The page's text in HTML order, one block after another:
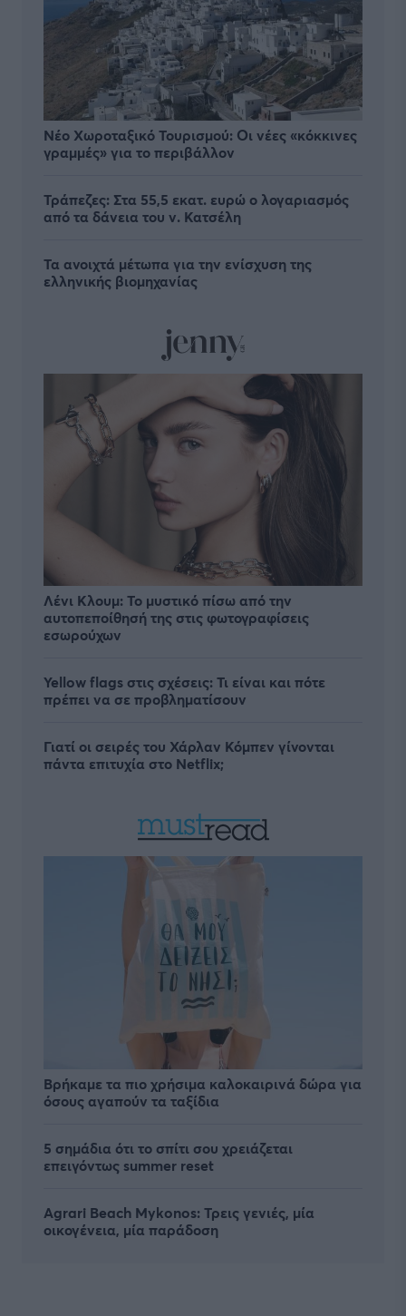
Νέο Χωροταξικό Τουρισμού: Οι νέες «κόκκινες
γραμμές» για το περιβάλλον
Τράπεζες: Στα 55,5 εκατ. ευρώ ο λογαριασμός
από τα δάνεια του ν. Κατσέλη
Τα ανοιχτά μέτωπα για την ενίσχυση της
ελληνικής βιομηχανίας
Λένι Κλουμ: Το μυστικό πίσω από την
αυτοπεποίθησή της στις φωτογραφίσεις
εσωρούχων
Yellow flags στις σχέσεις: Τι είναι και πότε
πρέπει να σε προβληματίσουν
Γιατί οι σειρές του Χάρλαν Κόμπεν γίνονται
πάντα επιτυχία στο Netflix;
Βρήκαμε τα πιο χρήσιμα καλοκαιρινά δώρα για
όσους αγαπούν τα ταξίδια
5 σημάδια ότι το σπίτι σου χρειάζεται
επειγόντως summer reset
Agrari Beach Mykonos: Τρεις γενιές, μία
οικογένεια, μία παράδοση